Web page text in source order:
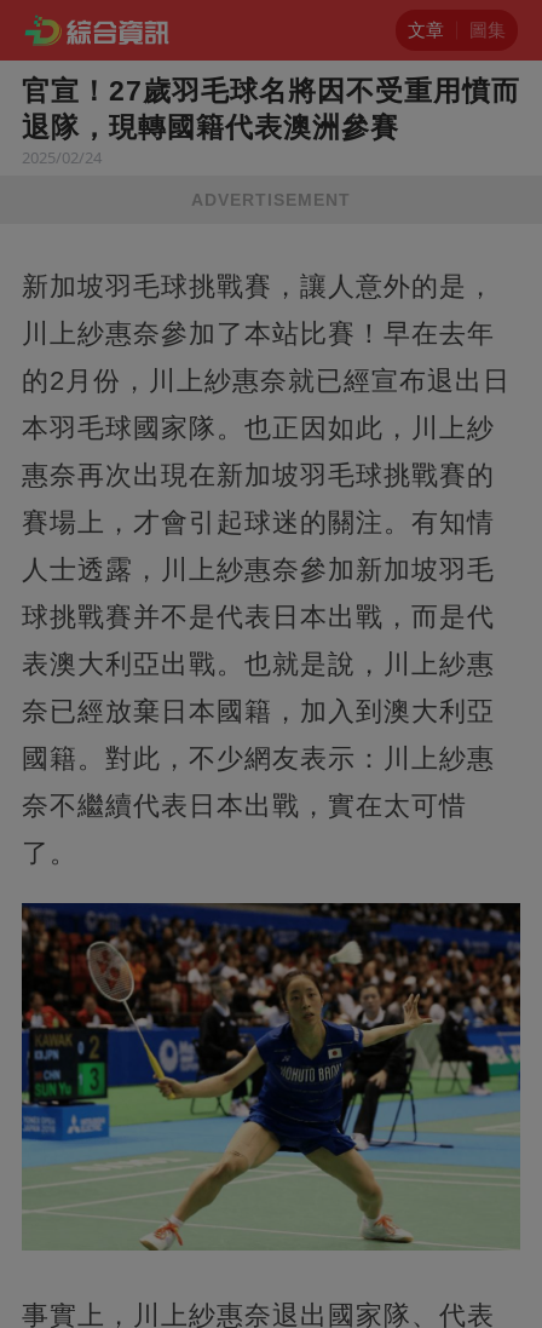
文章 圖集
官宣！27歲羽毛球名將因不受重用憤而
退隊，現轉國籍代表澳洲參賽
2025/02/24
ADVERTISEMENT
新加坡羽毛球挑戰賽，讓人意外的是，
川上紗惠奈參加了本站比賽！早在去年
的2月份，川上紗惠奈就已經宣布退出日
本羽毛球國家隊。也正因如此，川上紗
惠奈再次出現在新加坡羽毛球挑戰賽的
賽場上，才會引起球迷的關注。有知情
人士透露，川上紗惠奈參加新加坡羽毛
球挑戰賽并不是代表日本出戰，而是代
表澳大利亞出戰。也就是說，川上紗惠
奈已經放棄日本國籍，加入到澳大利亞
國籍。對此，不少網友表示：川上紗惠
奈不繼續代表日本出戰，實在太可惜
了。
事實上，川上紗惠奈退出國家隊、代表